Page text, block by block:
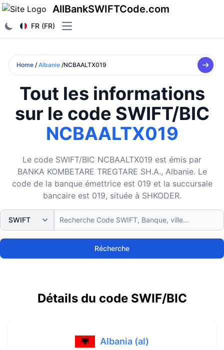
AllBankSWIFTCode.com
FR (FR) Open main menu
Home / Albanie /NCBAALTX019
Tout les informations
sur le code SWIFT/BIC
NCBAALTX019
Le code SWIFT/BIC NCBAALTX019 est émis par
BANKA KOMBETARE TREGTARE SH.A., Albanie. Le
code de la banque émettrice est 019 et la succursale
bancaire est 019, située à SHKODER.
Récherche
Détails du code SWIF/BIC
Albania (al)